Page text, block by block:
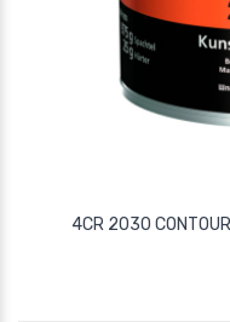
4CR 2030